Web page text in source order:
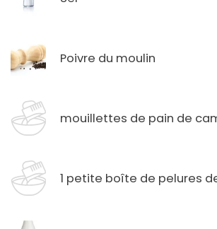
Poivre du moulin
mouillettes de pain de
1 petite boîte de pelures